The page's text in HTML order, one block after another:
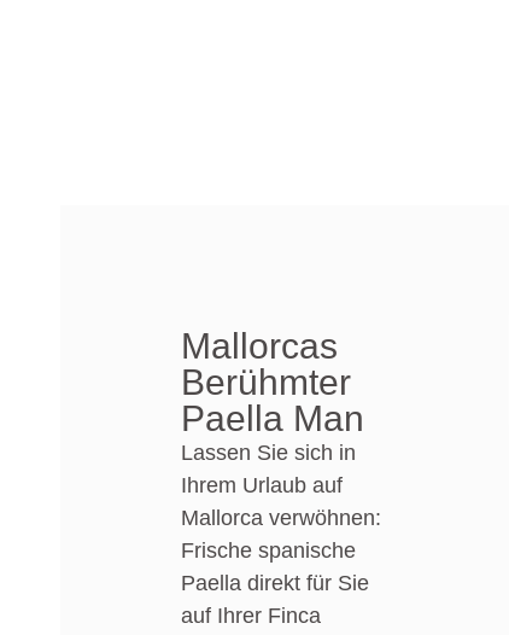
Mallorcas
Berühmter
Paella Man
Lassen Sie sich in
Ihrem Urlaub auf
Mallorca verwöhnen:
Frische spanische
Paella direkt für Sie
auf Ihrer Finca